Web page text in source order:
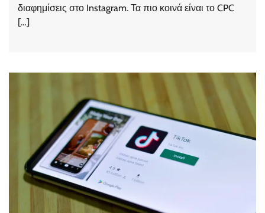
διαφημίσεις στο Instagram. Τα πιο κοινά είναι το CPC
[…]